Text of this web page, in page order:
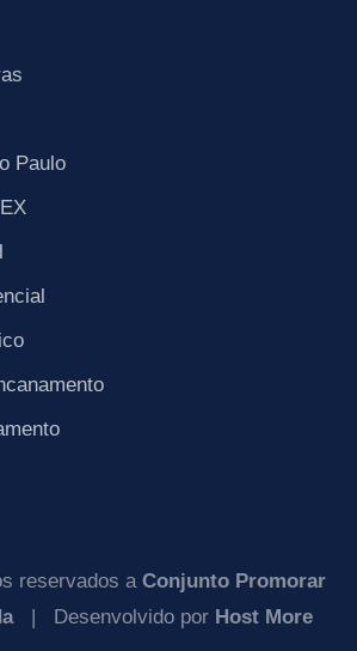
Paulo
reservados a Conjunto Promorar
| Desenvolvido por Host More